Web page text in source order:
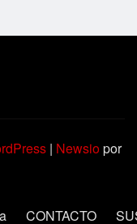
| Newsiopor
CONTACTO